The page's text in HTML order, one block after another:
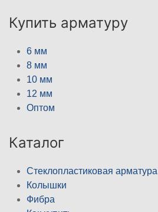
Купить арматуру
6 мм
8 мм
10 мм
12 мм
Оптом
Каталог
Стеклопластиковая арматура
Колышки
Фибра